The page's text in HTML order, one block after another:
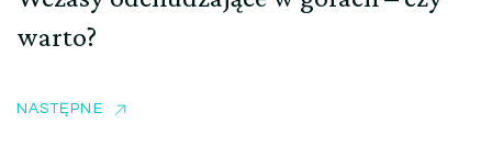
warto?
NASTĘPNE